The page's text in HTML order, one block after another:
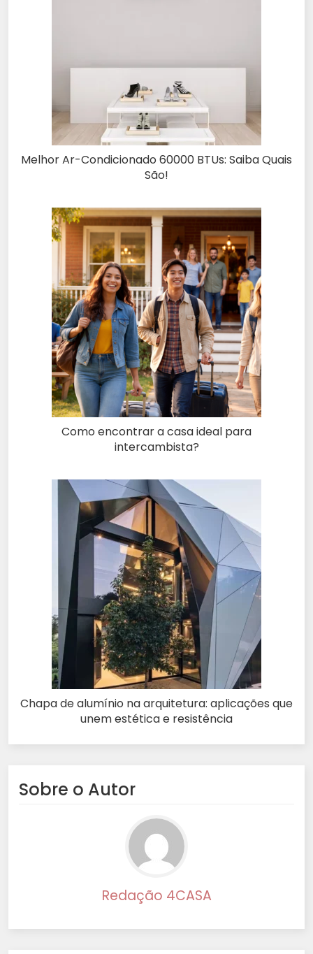
Melhor Ar-Condicionado 60000 BTUs: Saiba Quais
São!
Como encontrar a casa ideal para
intercambista?
Chapa de alumínio na arquitetura: aplicações que
unem estética e resistência
Sobre o Autor
Redação 4CASA